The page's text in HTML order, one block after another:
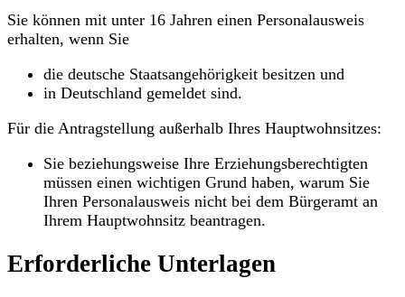
Sie können mit unter 16 Jahren einen Personalausweis
erhalten, wenn Sie
die deutsche Staatsangehörigkeit besitzen und
in Deutschland gemeldet sind.
Für die Antragstellung außerhalb Ihres Hauptwohnsitzes:
Sie beziehungsweise Ihre Erziehungsberechtigten
müssen einen wichtigen Grund haben, warum Sie
Ihren Personalausweis nicht bei dem Bürgeramt an
Ihrem Hauptwohnsitz beantragen.
Erforderliche Unterlagen